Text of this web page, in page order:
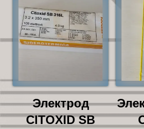
Электрод
CITOXID SB